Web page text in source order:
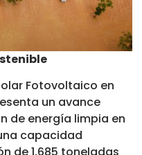
Fotovoltaico en
un avance
de energía limpia en
capacidad